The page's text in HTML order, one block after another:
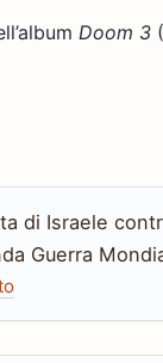
Doom 3
di Israele
Guerra